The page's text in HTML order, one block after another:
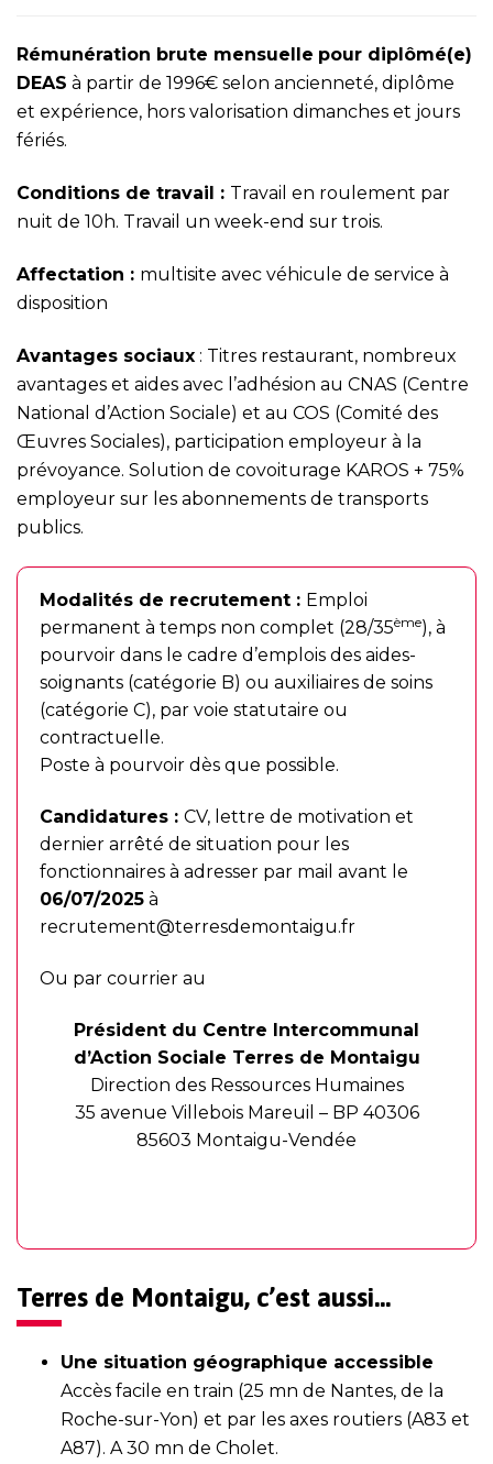
Rémunération brute mensuelle pour diplômé(e)
DEAS à partir de 1996€ selon ancienneté, diplôme
et expérience, hors valorisation dimanches et jours
fériés.
Conditions de travail : Travail en roulement par
nuit de 10h. Travail un week-end sur trois.
Affectation : multisite avec véhicule de service à
disposition
Avantages sociaux : Titres restaurant, nombreux
avantages et aides avec l’adhésion au CNAS (Centre
National d’Action Sociale) et au COS (Comité des
Œuvres Sociales), participation employeur à la
prévoyance. Solution de covoiturage KAROS + 75%
employeur sur les abonnements de transports
publics.
Modalités de recrutement : Emploi
permanent à temps non complet (28/35ème), à
pourvoir dans le cadre d’emplois des aides-
soignants (catégorie B) ou auxiliaires de soins
(catégorie C), par voie statutaire ou
contractuelle.
Poste à pourvoir dès que possible.
Candidatures : CV, lettre de motivation et
dernier arrêté de situation pour les
fonctionnaires à adresser par mail avant le
06/07/2025 à
recrutement@terresdemontaigu.fr
Ou par courrier au
Président du Centre Intercommunal
d’Action Sociale Terres de Montaigu
Direction des Ressources Humaines
35 avenue Villebois Mareuil – BP 40306
85603 Montaigu-Vendée
Terres de Montaigu, c’est aussi…
Une situation géographique accessible
Accès facile en train (25 mn de Nantes, de la
Roche-sur-Yon) et par les axes routiers (A83 et
A87). A 30 mn de Cholet.